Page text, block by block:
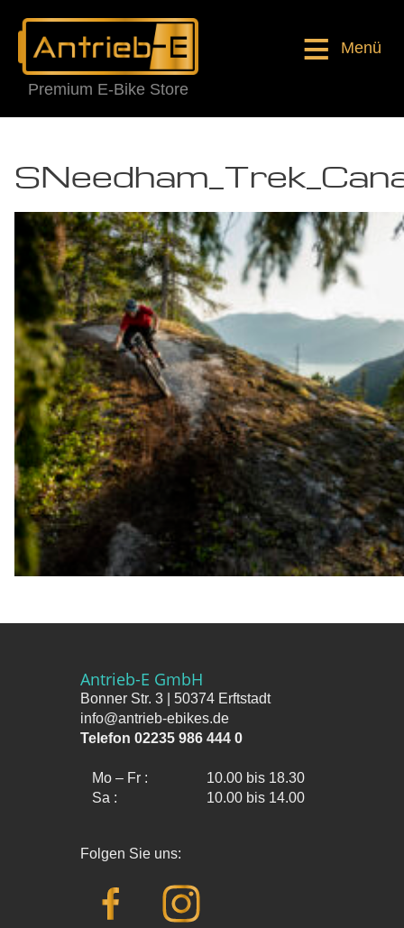
Premium E-Bike Store
Menü
Antrieb-E GmbH
Bonner Str. 3 | 50374 Erftstadt
info@antrieb-ebikes.de
Telefon 02235 986 444 0
Mo – Fr :
Sa :
10.00 bis 18.30
10.00 bis 14.00
Folgen Sie uns: